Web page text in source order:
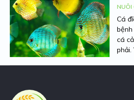
các
NUÔI
Cá
cá
phải.